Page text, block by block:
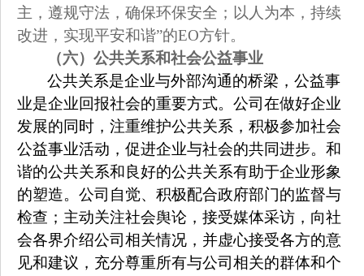
主，遵规守法，确保环保安全；以人为本，持续
改进，实现平安和谐”的EO方针。
（六）公共关系和社会公益事业
公共关系是企业与外部沟通的桥梁，公益事
业是企业回报社会的重要方式。公司在做好企业
发展的同时，注重维护公共关系，积极参加社会
公益事业活动，促进企业与社会的共同进步。和
谐的公共关系和良好的公共关系有助于企业形象
的塑造。公司自觉、积极配合政府部门的监督与
检查；主动关注社会舆论，接受媒体采访，向社
会各界介绍公司相关情况，并虚心接受各方的意
见和建议，充分尊重所有与公司相关的群体和个